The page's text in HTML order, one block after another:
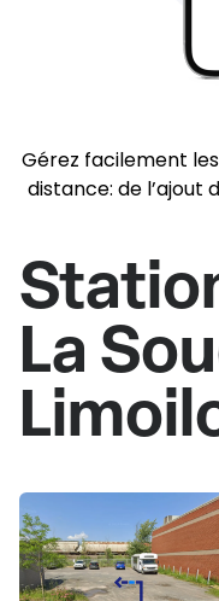
Gérez facilement
distance: de l’ajout
La